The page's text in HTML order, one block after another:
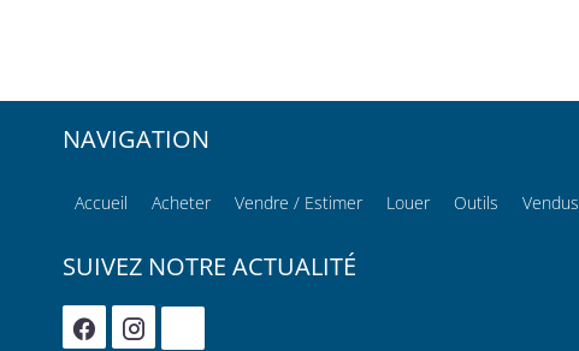
NAVIGATION
Accueil Acheter Vendre / Estimer Louer Outils Vendus
SUIVEZ NOTRE ACTUALITÉ